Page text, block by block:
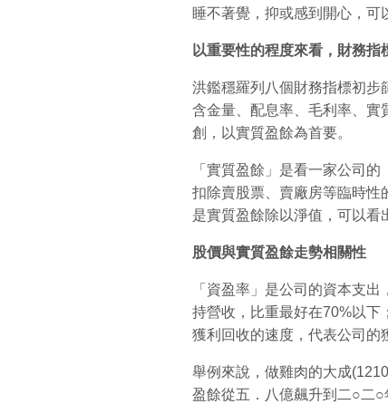
睡不著覺，抑或感到開心，可
以重要性的程度來看，財務指
洪鑑穩羅列八個財務指標初步
含金量、配息率、毛利率、實
創，以實質盈餘為首要。
「實質盈餘」是看一家公司
扣除賣股票、賣廠房等臨時性
是實質盈餘除以淨值，可以看
股價與實質盈餘走勢相關性
「資盈率」是公司的資本支
持營收，比重最好在70%以下
獲利回收的速度，代表公司的
舉例來說，做雞肉的大成
盈餘從五．八億飆升到二○二